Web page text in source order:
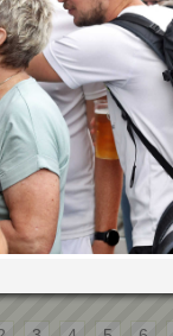
auf
Cookie-